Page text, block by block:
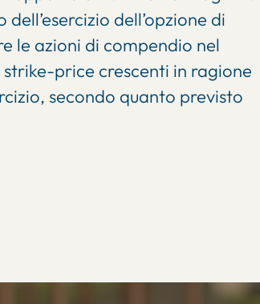
dell’opzione di
le azioni di compendio nel
price crescenti in ragione
secondo quanto previsto